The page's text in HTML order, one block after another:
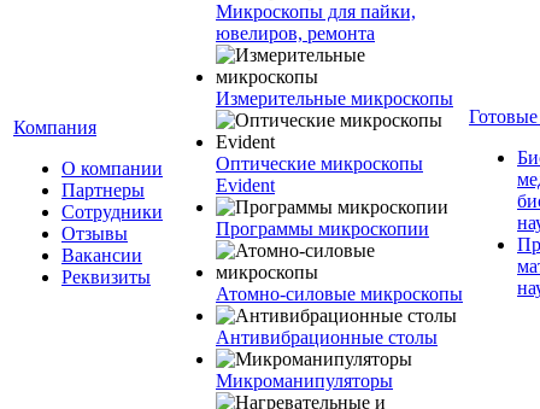
Компания
О компании
Партнеры
Сотрудники
Отзывы
Вакансии
Реквизиты
Микроскопы для пайки,
ювелиров, ремонта
Измерительные микроскопы
Оптические микроскопы
Evident
Программы микроскопии
Атомно-силовые микроскопы
Антивибрационные столы
Микроманипуляторы